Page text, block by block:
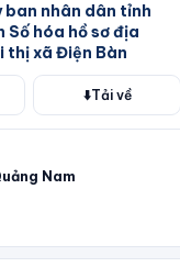
ban nhân dân tỉnh
Số hóa hồ sơ địa
thị xã Điện Bàn
⬇️Tải về
Nam